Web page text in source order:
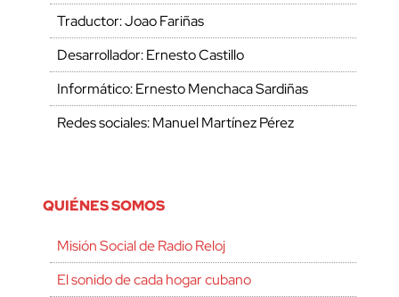
Traductor: Joao Fariñas
Desarrollador: Ernesto Castillo
Informático: Ernesto Menchaca Sardiñas
Redes sociales: Manuel Martínez Pérez
QUIÉNES SOMOS
Misión Social de Radio Reloj
El sonido de cada hogar cubano